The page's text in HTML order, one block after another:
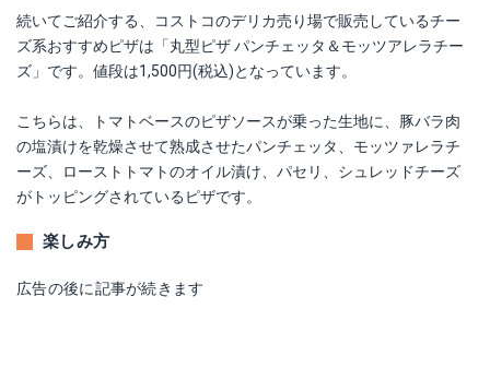
続いてご紹介する、コストコのデリカ売り場で販売しているチー
ズ系おすすめピザは「丸型ピザ パンチェッタ＆モッツアレラチー
ズ」です。値段は1,500円(税込)となっています。
こちらは、トマトベースのピザソースが乗った生地に、豚バラ肉
の塩漬けを乾燥させて熟成させたパンチェッタ、モッツァレラチ
ーズ、ローストトマトのオイル漬け、パセリ、シュレッドチーズ
がトッピングされているピザです。
楽しみ方
広告の後に記事が続きます